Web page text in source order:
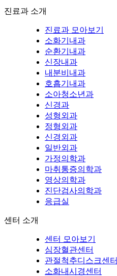
진료과 소개
진료과 모아보기
소화기내과
순환기내과
신장내과
내분비내과
호흡기내과
소아청소년과
신경과
성형외과
정형외과
신경외과
일반외과
가정의학과
마취통증의학과
영상의학과
진단검사의학과
응급실
센터 소개
센터 모아보기
심장혈관센터
관절척추디스크센터
소화내시경센터